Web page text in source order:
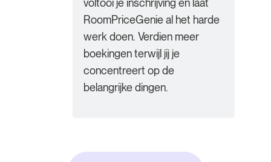
voltooi je inschrijving en laat
RoomPriceGenie al het harde
werk doen. Verdien meer
boekingen terwijl jij je
concentreert op de
belangrijke dingen.